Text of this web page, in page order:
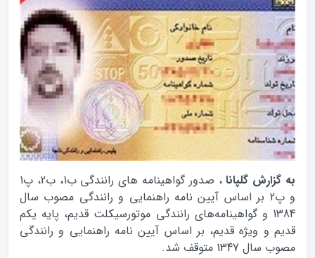
به گزارش گلپانا
، صدور گواهینامه های رانندگی ب1، ب2، پ1
و پ2 بر اساس آیین نامه راهنمایی و رانندگی مصوب سال
1384 و گواهینامه‌های رانندگی موتورسیکلت قدیم، پایه یکم
قدیم و ویژه قدیم، بر اساس آیین نامه راهنمایی و رانندگی
مصوب سال 1347 متوقف شد.